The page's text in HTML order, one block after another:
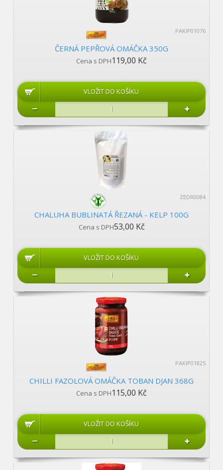
PAKIP01076
ČERNÁ PEPŘOVÁ OMÁČKA 350G
Cena s DPH119,00 Kč
ZEDR0084
CHALUHA BUBLINATÁ ŘEZANÁ - KELP 100G
Cena s DPH53,00 Kč
PAKIP01825
CHILLI FAZOLOVÁ OMÁČKA TOBAN DJAN 368G
Cena s DPH115,00 Kč